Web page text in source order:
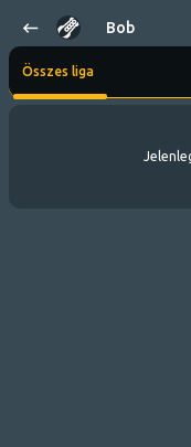
Bob
Összes liga